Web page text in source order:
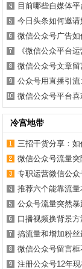
目前哪些自媒体平
今日头条如何邀
微信公众号广告
《微信公众平台
微信公众号文章
公众号用直播引
微信公众号平台
冷宫地带
三招干货分享：
微信公众号流量
专职运营微信公
推荐六个能靠流
公众号流量突然
口播视频换背景
搞流量和增加粉
微信公众号留言
注册公众号12年